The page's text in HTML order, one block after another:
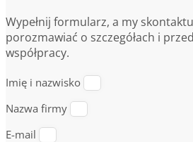
Wypełnij formularz, a my
porozmawiać o szczegółach i
współpracy.
Imię i nazwisko
Nazwa firmy
E-mail